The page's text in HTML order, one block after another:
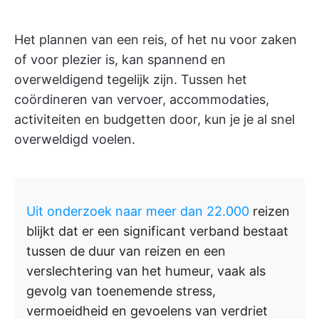
Het plannen van een reis, of het nu voor zaken
of voor plezier is, kan spannend en
overweldigend tegelijk zijn. Tussen het
coördineren van vervoer, accommodaties,
activiteiten en budgetten door, kun je je al snel
overweldigd voelen.
Uit onderzoek naar meer dan 22.000 reizen
blijkt dat er een significant verband bestaat
tussen de duur van reizen en een
verslechtering van het humeur, vaak als
gevolg van toenemende stress,
vermoeidheid en gevoelens van verdriet